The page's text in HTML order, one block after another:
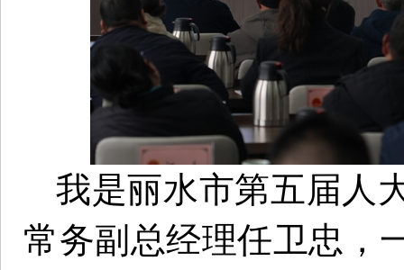
我是丽水市第五届人
常务副总经理任卫忠，